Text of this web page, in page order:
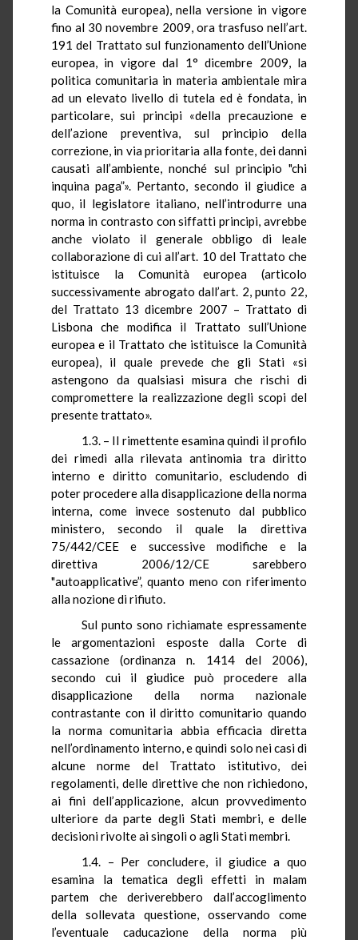
la Comunità europea), nella versione in vigore
fino al 30 novembre 2009, ora trasfuso nell’art.
191 del Trattato sul funzionamento dell’Unione
europea, in vigore dal 1° dicembre 2009, la
politica comunitaria in materia ambientale mira
ad un elevato livello di tutela ed è fondata, in
particolare, sui principi «della precauzione e
dell’azione preventiva, sul principio della
correzione, in via prioritaria alla fonte, dei danni
causati all’ambiente, nonché sul principio "chi
inquina paga”». Pertanto, secondo il giudice a
quo, il legislatore italiano, nell’introdurre una
norma in contrasto con siffatti principi, avrebbe
anche violato il generale obbligo di leale
collaborazione di cui all’art. 10 del Trattato che
istituisce la Comunità europea (articolo
successivamente abrogato dall’art. 2, punto 22,
del Trattato 13 dicembre 2007 – Trattato di
Lisbona che modifica il Trattato sull’Unione
europea e il Trattato che istituisce la Comunità
europea), il quale prevede che gli Stati «si
astengono da qualsiasi misura che rischi di
compromettere la realizzazione degli scopi del
presente trattato».
1.3. – Il rimettente esamina quindi il profilo
dei rimedi alla rilevata antinomia tra diritto
interno e diritto comunitario, escludendo di
poter procedere alla disapplicazione della norma
interna, come invece sostenuto dal pubblico
ministero, secondo il quale la direttiva
75/442/CEE e successive modifiche e la
direttiva 2006/12/CE sarebbero
"autoapplicative”, quanto meno con riferimento
alla nozione di rifiuto.
Sul punto sono richiamate espressamente
le argomentazioni esposte dalla Corte di
cassazione (ordinanza n. 1414 del 2006),
secondo cui il giudice può procedere alla
disapplicazione della norma nazionale
contrastante con il diritto comunitario quando
la norma comunitaria abbia efficacia diretta
nell’ordinamento interno, e quindi solo nei casi di
alcune norme del Trattato istitutivo, dei
regolamenti, delle direttive che non richiedono,
ai fini dell’applicazione, alcun provvedimento
ulteriore da parte degli Stati membri, e delle
decisioni rivolte ai singoli o agli Stati membri.
1.4. – Per concludere, il giudice a quo
esamina la tematica degli effetti in malam
partem che deriverebbero dall’accoglimento
della sollevata questione, osservando come
l’eventuale caducazione della norma più